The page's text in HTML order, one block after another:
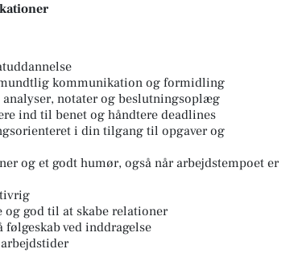
kommunikation og formidling
notater og beslutningsoplæg
ind til benet og håndtere deadlines
i din tilgang til opgaver og
og et godt humør, også når arbejdstempoet er
og god til at skabe relationer
ved inddragelse